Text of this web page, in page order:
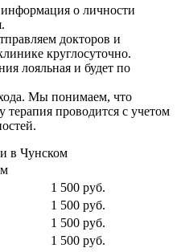
о личности
докторов и
круглосуточно.
лояльная и будет по
Мы понимаем, что
терапия проводится с учетом
в Чунском
1 500 руб.
1 500 руб.
1 500 руб.
1 500 руб.